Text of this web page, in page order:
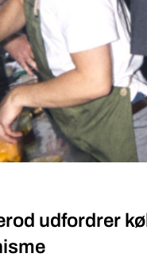
udfordrer